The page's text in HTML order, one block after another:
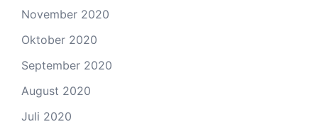
November 2020
Oktober 2020
September 2020
August 2020
Juli 2020